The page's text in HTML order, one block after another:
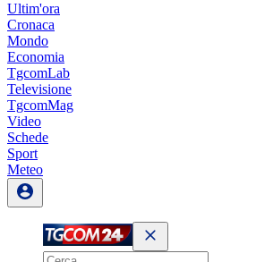
Ultim'ora
Cronaca
Mondo
Economia
TgcomLab
Televisione
TgcomMag
Video
Schede
Sport
Meteo